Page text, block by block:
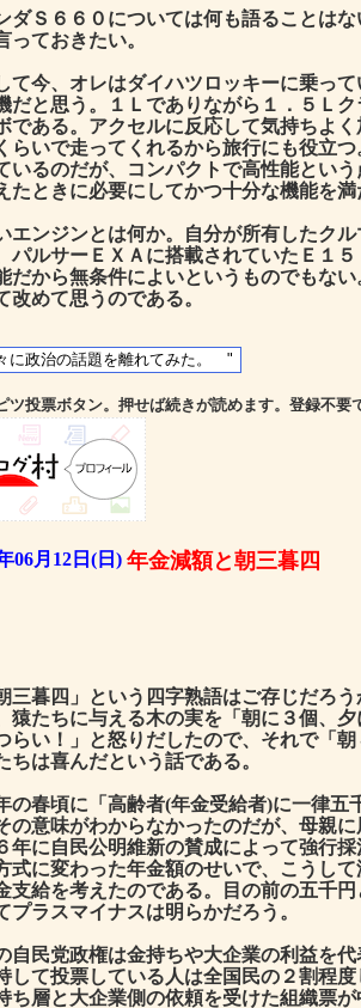
Ｓ６６０については何も語ることは
っておきたい。
今、オレはダイハツロッキーに乗っ
だと思う。１Ｌでありながら１．５Ｌ
である。アクセルに反応して気持ちよ
らいで走ってくれるから旅行にも役立
いるのだが、コンパクトで高性能とい
たときに必要にしてかつ十分な機能を
ンジンとは何か。自分が所有したク
パルサーＥＸＡに搭載されていたＥ１
だから無条件によいというものでもな
改めて思うのである。
ツ投票ボタン。押せば続きが読めます。登録不要
06月12日(日) 年金減額と朝三暮四
暮四」という四字熟語はご存じだろ
猿たちに与える木の実を「朝に３個、
らい！」と怒りだしたので、それで「
ちは喜んだという話である。
春頃に「高齢者(年金受給者)に一律五
の意味がわからなかったのだが、母親
年に自民公明維新の賛成によって強行
式に変わった年金額のせいで、こうし
支給を考えたのである。目の前の五千
プラスマイナスは明らかだろう。
民党政権は金持ちや大企業の利益を
して投票している人は全国民の２割程
ち層と大企業側の依頼を受けた組織票